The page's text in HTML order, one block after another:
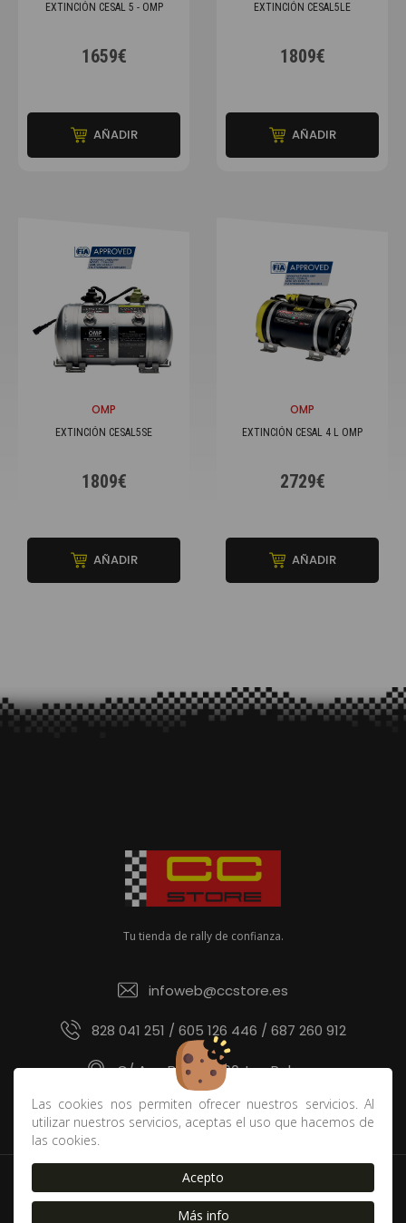
Las cookies nos permiten ofrecer nuestros servicios. Al
utilizar nuestros servicios, aceptas el uso que hacemos de
las cookies.
Acepto
Más info
EXTINCIÓN CESAL 5 - OMP
1659€
AÑADIR
EXTINCIÓN CESAL5LE
1809€
AÑADIR
OMP
EXTINCIÓN CESAL5SE
1809€
AÑADIR
OMP
EXTINCIÓN CESAL 4 L OMP
2729€
AÑADIR
Tu tienda de rally de confianza.
infoweb@ccstore.es
828 041 251 / 605 126 446 / 687 260 912
C/ Ana Benítez 60, Las Palmas
Política de devoluciones y derecho de desistimiento
Contacto
Envíos | FAQ Aviso Legal